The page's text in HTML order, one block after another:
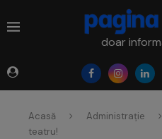
doar
Acasă Administrație
teatru!